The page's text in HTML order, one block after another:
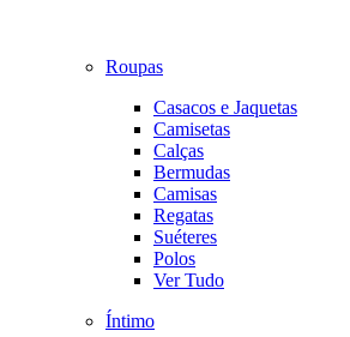
Roupas
Casacos e Jaquetas
Camisetas
Calças
Bermudas
Camisas
Regatas
Suéteres
Polos
Ver Tudo
Íntimo